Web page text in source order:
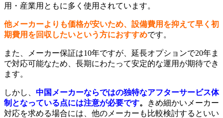
用・産業用ともに多く使用されています。
他メーカーよりも価格が安いため、設備費用を抑えて早く初
期費用を回収したいという方におすすめです。
また、メーカー保証は10年ですが、延長オプションで20年ま
で対応可能なため、長期にわたって安定的な運用が期待でき
ます。
しかし、 中国メーカーならではの独特なアフターサービス体
制となっている点には注意が必要です。
きめ細かいメーカー
対応を求める場合には、他のメーカーも比較検討するといい